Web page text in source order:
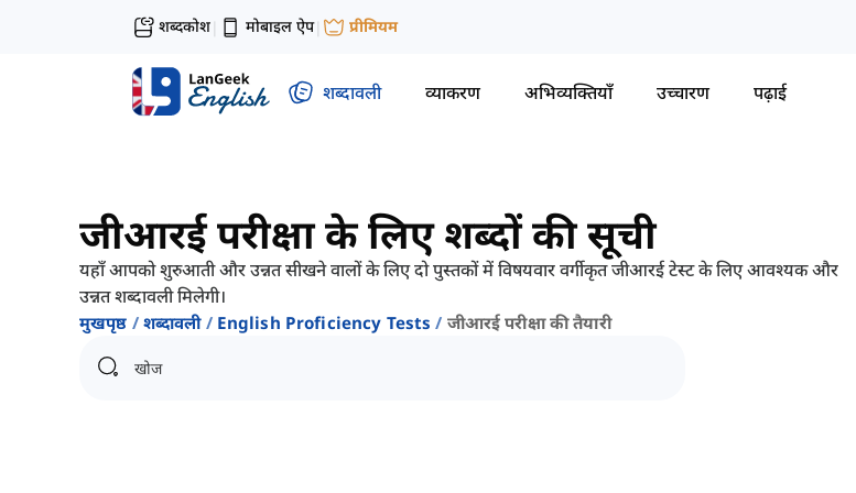
शब्दकोश| मोबाइल ऐप| प्रीमियम
शब्दावली व्याकरण अभिव्यक्तियाँ उच्चारण पढ़ाई
जीआरई परीक्षा के लिए शब्दों की सूची
यहाँ आपको शुरुआती और उन्नत सीखने वालों के लिए दो पुस्तकों में विषयवार वर्गीकृत जीआरई टेस्ट के लिए आवश्यक और
उन्नत शब्दावली मिलेगी।
मुखपृष्ठ शब्दावली English Proficiency Tests जीआरई परीक्षा की तैयारी